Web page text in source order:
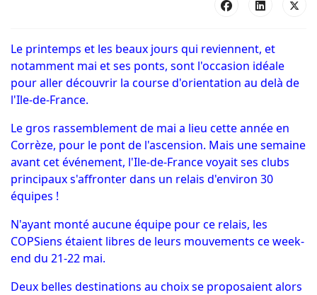
Le printemps et les beaux jours qui reviennent, et
notamment mai et ses ponts, sont l'occasion idéale
pour aller découvrir la course d'orientation au delà de
l'Ile-de-France.
Le gros rassemblement de mai a lieu cette année en
Corrèze, pour le pont de l'ascension. Mais une semaine
avant cet événement, l'Ile-de-France voyait ses clubs
principaux s'affronter dans un relais d'environ 30
équipes !
N'ayant monté aucune équipe pour ce relais, les
COPSiens étaient libres de leurs mouvements ce week-
end du 21-22 mai.
Deux belles destinations au choix se proposaient alors